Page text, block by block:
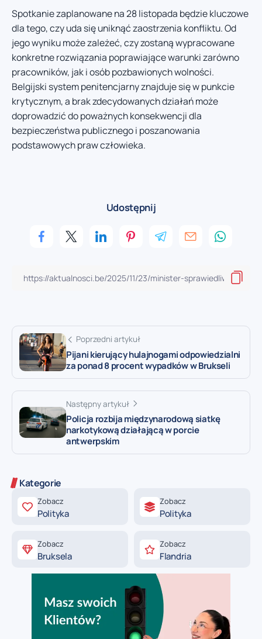
Spotkanie zaplanowane na 28 listopada będzie kluczowe
dla tego, czy uda się uniknąć zaostrzenia konfliktu. Od
jego wyniku może zależeć, czy zostaną wypracowane
konkretne rozwiązania poprawiające warunki zarówno
pracowników, jak i osób pozbawionych wolności.
Belgijski system penitencjarny znajduje się w punkcie
krytycznym, a brak zdecydowanych działań może
doprowadzić do poważnych konsekwencji dla
bezpieczeństwa publicznego i poszanowania
podstawowych praw człowieka.
Udostępnij
Poprzedni artykuł
Pijani kierujący hulajnogami odpowiedzialni
za ponad 8 procent wypadków w Brukseli
Następny artykuł
Policja rozbija międzynarodową siatkę
narkotykową działającą w porcie
antwerpskim
Kategorie
Zobacz
Polityka
Zobacz
Polityka
Zobacz
Bruksela
Zobacz
Flandria